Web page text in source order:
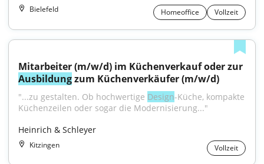
Bielefeld Homeoffice Vollzeit
Ausbildung zum Küchenverkäufer (m/w/d)
"...zu gestalten. Ob hochwertige Design-Küche, kompakte
Küchenzeilen oder sogar die Modernisierung..."
Heinrich & Schleyer
Kitzingen Vollzeit